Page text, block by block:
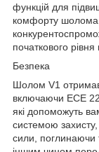
функцій для
комфорту
початкового рівня
Безпека
Шолом V1 отримав
включаючи ECE
які допоможуть
системою
сили, поглинаючи